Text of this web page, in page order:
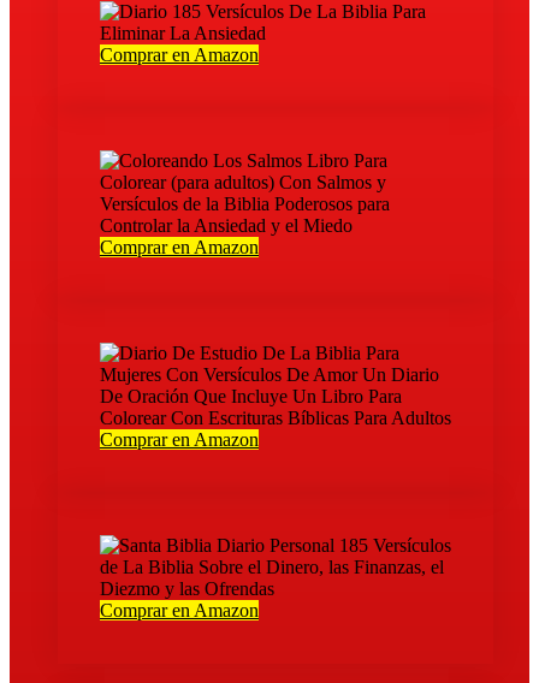
Comprar en Amazon
Comprar en Amazon
Comprar en Amazon
Comprar en Amazon